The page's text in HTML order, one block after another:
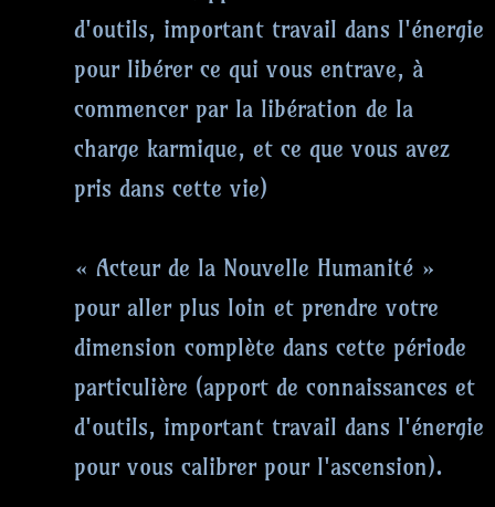
d'outils, important travail dans l'énergie
pour libérer ce qui vous entrave, à
commencer par la libération de la
charge karmique, et ce que vous avez
pris dans cette vie)
« Acteur de la Nouvelle Humanité »
pour aller plus loin et prendre votre
dimension complète dans cette période
particulière (apport de connaissances et
d'outils, important travail dans l'énergie
pour vous calibrer pour l'ascension).